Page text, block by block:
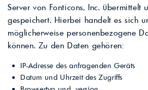
Server von Fonticons, Inc. übermittelt
gespeichert. Hierbei handelt es sich
möglicherweise personenbezogene
können. Zu den Daten gehören:
IP-Adresse des anfragenden Geräts
Datum und Uhrzeit des Zugriffs